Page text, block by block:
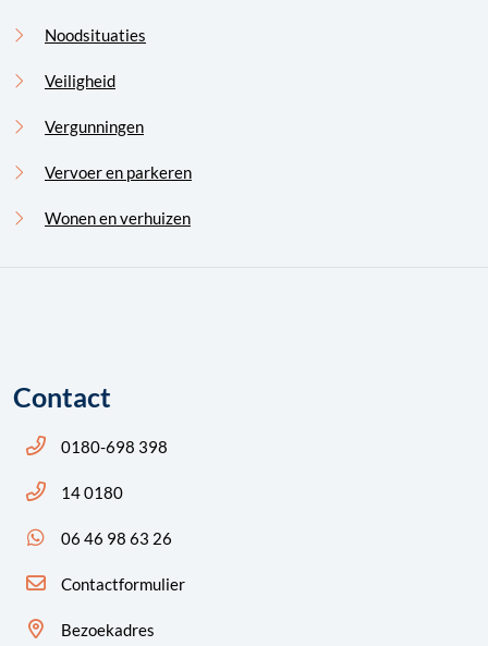
Noodsituaties
Veiligheid
Vergunningen
Vervoer en parkeren
Wonen en verhuizen
Contact
Bel ons: 14 0180
0180-698 398
Bel ons: 14 0180
14 0180
App ons: 06 46 98 63 26 (WhatsApp)
06 46 98 63 26
Contactformulier
Bezoekadres